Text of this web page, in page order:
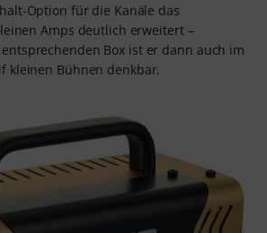
Option für die Kanäle das
Amps deutlich erweitert –
Box ist er dann auch im
kleinen Bühnen denkbar.